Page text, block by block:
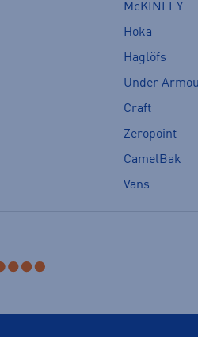
McKINLEY
Hoka
Haglöfs
Under
Craft
Zeropoint
CamelBak
Vans